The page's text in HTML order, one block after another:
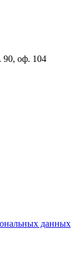
90, оф. 104
данных